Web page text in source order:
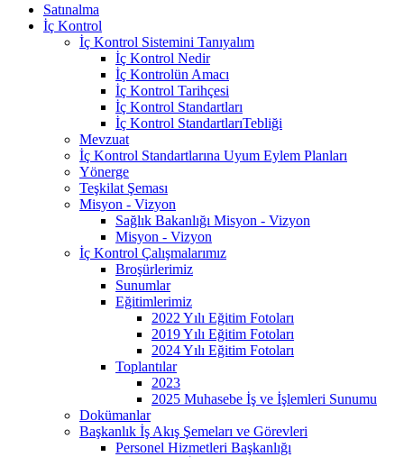
Satınalma
İç Kontrol
İç Kontrol Sistemini Tanıyalım
İç Kontrol Nedir
İç Kontrolün Amacı
İç Kontrol Tarihçesi
İç Kontrol Standartları
İç Kontrol StandartlarıTebliği
Mevzuat
İç Kontrol Standartlarına Uyum Eylem Planları
Yönerge
Teşkilat Şeması
Misyon - Vizyon
Sağlık Bakanlığı Misyon - Vizyon
Misyon - Vizyon
İç Kontrol Çalışmalarımız
Broşürlerimiz
Sunumlar
Eğitimlerimiz
2022 Yılı Eğitim Fotoları
2019 Yılı Eğitim Fotoları
2024 Yılı Eğitim Fotoları
Toplantılar
2023
2025 Muhasebe İş ve İşlemleri Sunumu
Dokümanlar
Başkanlık İş Akış Şemeları ve Görevleri
Personel Hizmetleri Başkanlığı